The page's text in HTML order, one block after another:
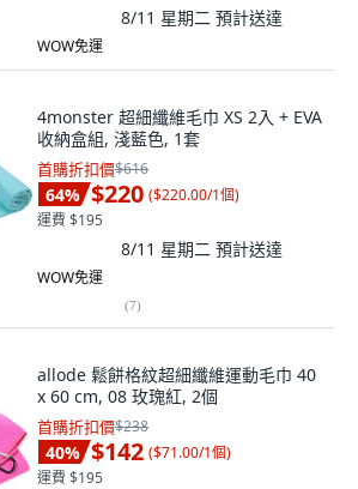
8/11 星期二 預計送達
WOW免運
4monster 超細纖維毛巾 XS 2入 + EVA
收納盒組, 淺藍色, 1套
首購折扣價$616
64% $220 ($220.00/1個)
運費 $195
8/11 星期二 預計送達
WOW免運
(7)
allode 鬆餅格紋超細纖維運動毛巾 40
x 60 cm, 08 玫瑰紅, 2個
首購折扣價$238
40% $142 ($71.00/1個)
運費 $195